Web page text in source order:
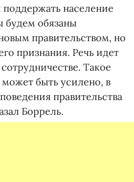
поддержать население
будем обязаны
правительством, но
признания. Речь идет
Такое
быть усилено, в
правительства
Боррель.